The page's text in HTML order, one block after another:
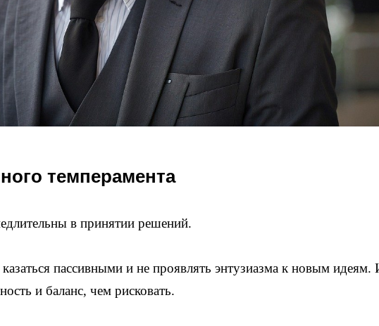
темперамента
в принятии решений.
пассивными и не проявлять энтузиазма к новым идеям.
и баланс, чем рисковать.